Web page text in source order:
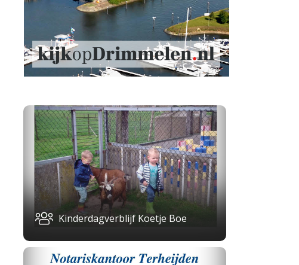
Kinderdagverblijf Koetje Boe